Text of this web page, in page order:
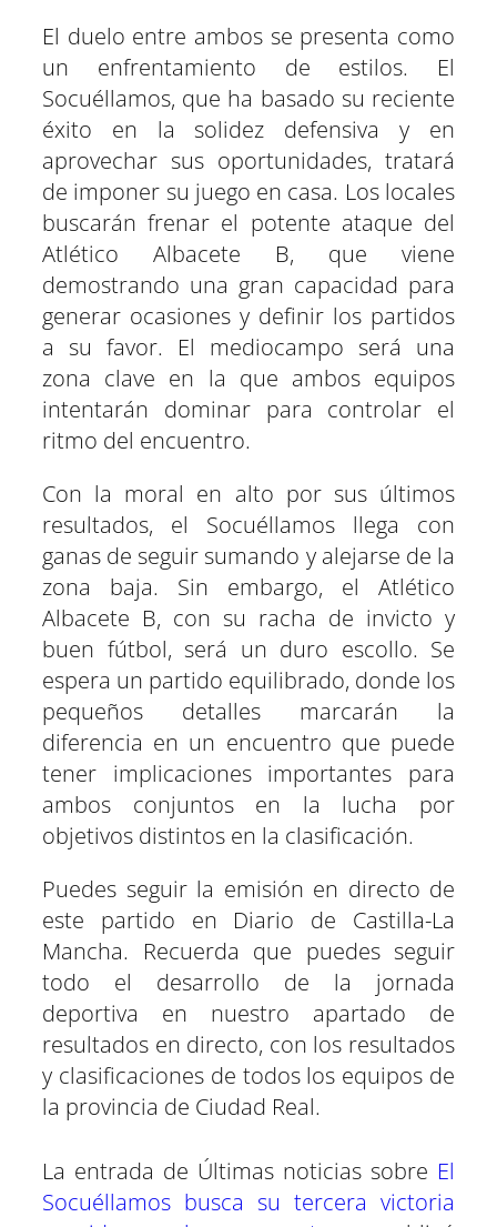
El duelo entre ambos se presenta como
un enfrentamiento de estilos. El
Socuéllamos, que ha basado su reciente
éxito en la solidez defensiva y en
aprovechar sus oportunidades, tratará
de imponer su juego en casa. Los locales
buscarán frenar el potente ataque del
Atlético Albacete B, que viene
demostrando una gran capacidad para
generar ocasiones y definir los partidos
a su favor. El mediocampo será una
zona clave en la que ambos equipos
intentarán dominar para controlar el
ritmo del encuentro.
Con la moral en alto por sus últimos
resultados, el Socuéllamos llega con
ganas de seguir sumando y alejarse de la
zona baja. Sin embargo, el Atlético
Albacete B, con su racha de invicto y
buen fútbol, será un duro escollo. Se
espera un partido equilibrado, donde los
pequeños detalles marcarán la
diferencia en un encuentro que puede
tener implicaciones importantes para
ambos conjuntos en la lucha por
objetivos distintos en la clasificación.
Puedes seguir la emisión en directo de
este partido en Diario de Castilla-La
Mancha. Recuerda que puedes seguir
todo el desarrollo de la jornada
deportiva en nuestro apartado de
resultados en directo, con los resultados
y clasificaciones de todos los equipos de
la provincia de Ciudad Real.
La entrada de Últimas noticias sobre El
Socuéllamos busca su tercera victoria